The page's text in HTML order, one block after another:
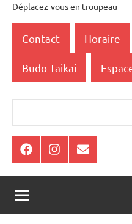
Kyoryukai
恐
竜
会
Déplacez-vous en troupeau
Contact Horaire
Budo Taikai
FacebookInstagram
E-
mail